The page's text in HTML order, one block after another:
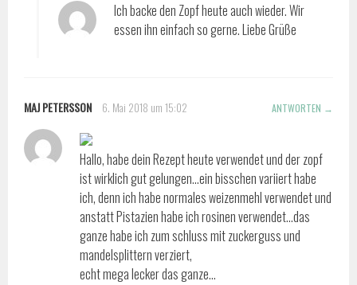
Ich backe den Zopf heute auch wieder. Wir
essen ihn einfach so gerne. Liebe Grüße
MAJ PETERSSON 6. Mai 2018 um 15:02 ANTWORTEN
Hallo, habe dein Rezept heute verwendet und der zopf
ist wirklich gut gelungen…ein bisschen variiert habe
ich, denn ich habe normales weizenmehl verwendet und
anstatt Pistazien habe ich rosinen verwendet…das
ganze habe ich zum schluss mit zuckerguss und
mandelsplittern verziert,
echt mega lecker das ganze…